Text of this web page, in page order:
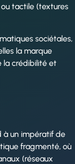
tactile (textures
sociétales,
la marque
la crédibilité et
à un impératif de
fragmenté, où
(réseaux